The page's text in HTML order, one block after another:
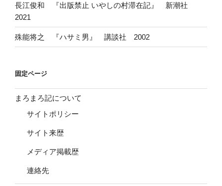
長江俊和 『出版禁止 いやしの村滞在記』 新潮社
2021
殊能将之 『ハサミ男』 講談社 2002
固定ページ
まろまろ記について
サイトポリシー
サイト来歴
メディア掲載歴
連絡先